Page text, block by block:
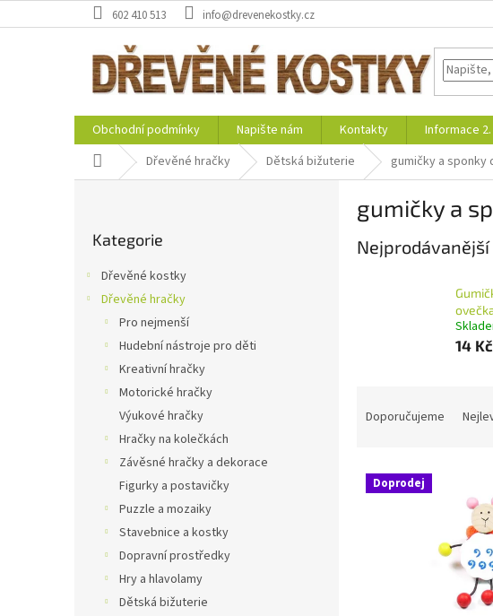
na
602 410 513 info@drevenekostky.cz
Obchodní podmínky Napište nám Kontakty
Informace
Domů Dřevěné hračky Dětská bižuterie gumičky a sponky
kategorie
Kategorie
Dřevěné kostky
Dřevěné hračky
Pro nejmenší
Hudební nástroje pro děti
Kreativní hračky
Motorické hračky
Výukové hračky
Hračky na kolečkách
Závěsné hračky a dekorace
Figurky a postavičky
Puzzle a mozaiky
Stavebnice a kostky
Dopravní prostředky
Hry a hlavolamy
Dětská bižuterie
gumičky a
Nejprodávanější
14 Kč
n
Doporučujeme
V Doprodej